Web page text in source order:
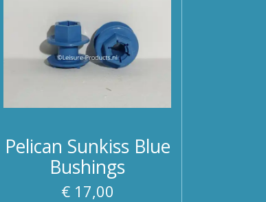
Pelican Sunkiss Blue
Bushings
€ 17,00